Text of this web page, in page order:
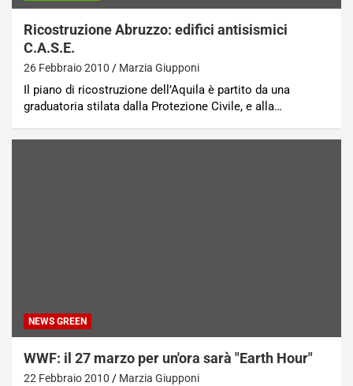
Ricostruzione Abruzzo: edifici antisismici
C.A.S.E.
26 Febbraio 2010 Marzia Giupponi
Il piano di ricostruzione dell’Aquila è partito da una
graduatoria stilata dalla Protezione Civile, e alla…
NEWS GREEN
WWF: il 27 marzo per un'ora sarà "Earth Hour"
22 Febbraio 2010 Marzia Giupponi